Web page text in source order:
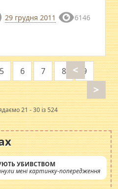
29 грудня 2011 6146
<
5 6 7 8
9
>
21 - 30 із 524
УБИВСТВОМ
мені картинку-попередження